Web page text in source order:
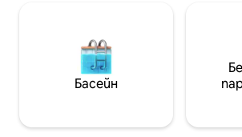
Басейн